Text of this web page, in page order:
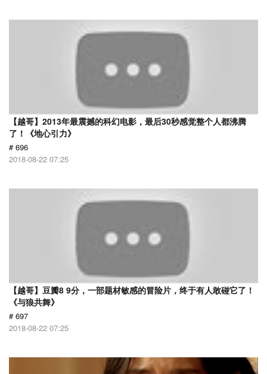
【越哥】2013年最震撼的科幻电影，最后30秒感觉整个人都沸腾
了！《地心引力》
# 696
2018-08-22 07:25
【越哥】豆瓣8 9分，一部题材敏感的冒险片，终于有人敢碰它了！
《与狼共舞》
# 697
2018-08-22 07:25